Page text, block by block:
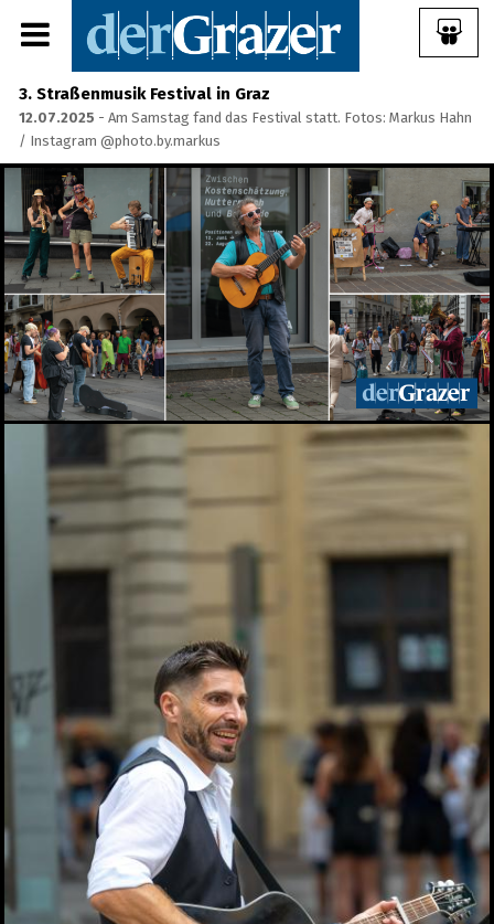
3. Straßenmusik Festival in Graz
12.07.2025 - Am Samstag fand das Festival statt. Fotos: Markus Hahn
/ Instagram @photo.by.markus
Share Album:
ANMELDEN
IMPRESSUM
Ein Frühstück für die
Annenstraße - Das vierte
22.07.2026
Seit 50 Jahren steht
der Küche
Spiel, Spaß und Lernen in
Die Grüne Nacht des
steirischen Tourismus
Sommerfest der
Industriellenvereinigung
Steiermark 2026
08.07.2026
WM 2026: Ganz Graz
fieberte mit der
Nationalelf
02.07.2026